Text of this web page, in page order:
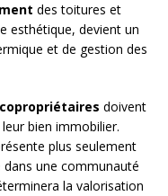
des toitures et
esthétique, devient un
et de gestion des
copropriétaires doivent
bien immobilier.
plus seulement
dans une communauté
la valorisation